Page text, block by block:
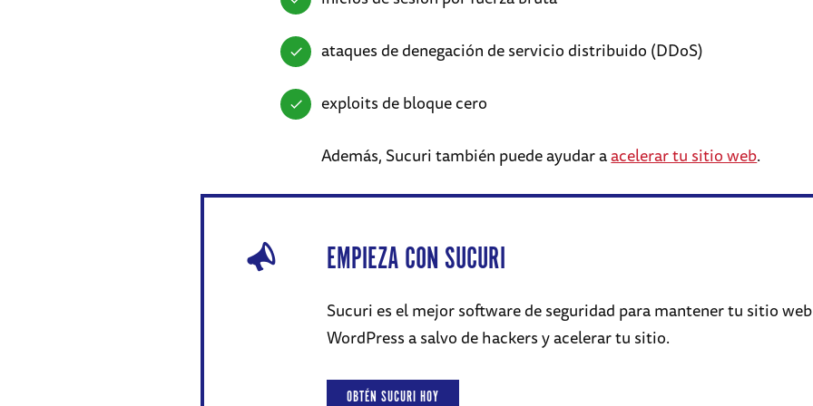
ataques de denegación de servicio distribuido (DDoS)
exploits de bloque cero
Además, Sucuri también puede ayudar aacelerar tu sitio web.
EMPIEZA CON SUCURI
Sucuri es el mejor software de seguridad para mantener tu sitio
WordPress a salvo de hackers y acelerar tu sitio.
OBTÉN SUCURI HOY